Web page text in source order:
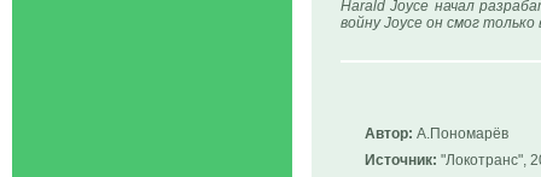
Harald Joyce начал
войну Joyce он смог
Автор: А.Пономарёв
Источник: "Локотранс",